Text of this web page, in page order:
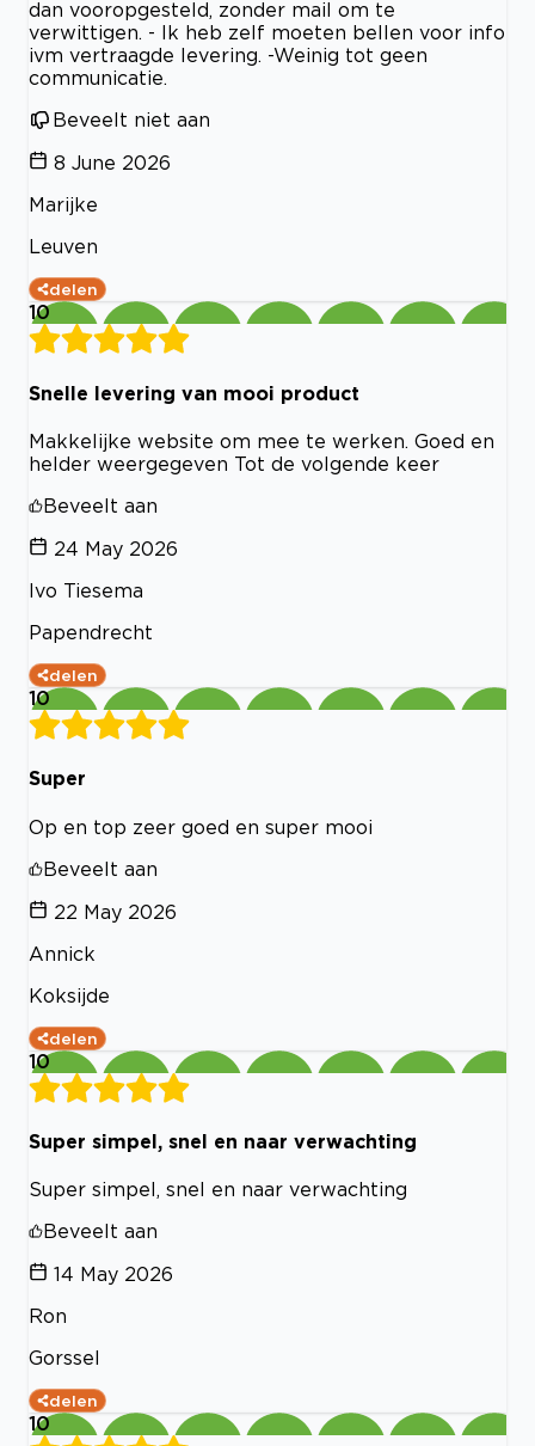
dan vooropgesteld, zonder mail om te
verwittigen. - Ik heb zelf moeten bellen voor info
ivm vertraagde levering. -Weinig tot geen
communicatie.
Beveelt niet aan
8 June 2026
Marijke
Leuven
delen
10
Snelle levering van mooi product
Makkelijke website om mee te werken. Goed en
helder weergegeven Tot de volgende keer
Beveelt aan
24 May 2026
Ivo Tiesema
Papendrecht
delen
10
Super
Op en top zeer goed en super mooi
Beveelt aan
22 May 2026
Annick
Koksijde
delen
10
Super simpel, snel en naar verwachting
Super simpel, snel en naar verwachting
Beveelt aan
14 May 2026
Ron
Gorssel
delen
10